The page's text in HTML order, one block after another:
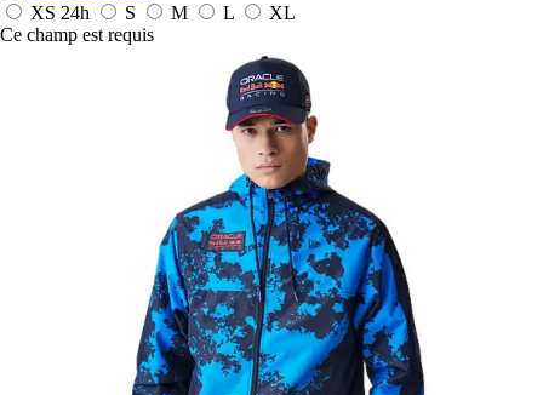
XS 24h S M L
XL
Ce champ est requis